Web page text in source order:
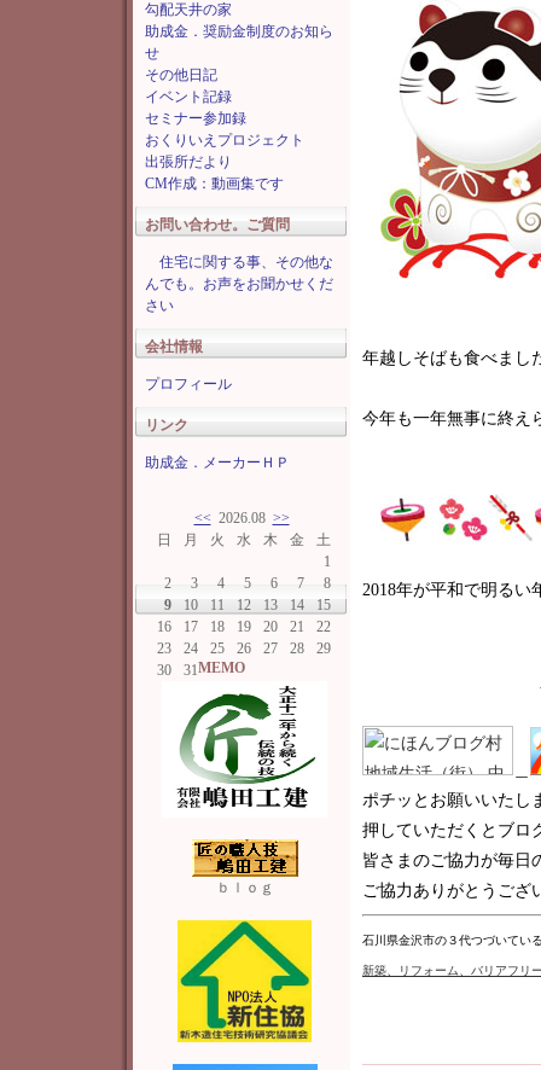
勾配天井の家
助成金．奨励金制度のお知ら
せ
その他日記
イベント記録
セミナー参加録
おくりいえプロジェクト
出張所だより
CM作成：動画集です
お問い合わせ。ご質問
住宅に関する事、その他な
んでも。お声をお聞かせくだ
さい
会社情報
プロフィール
リンク
助成金．メーカーＨＰ
<< 2026.08 >>
日
2
9
16
23
30
月
3
10
17
24
31
火
4
11
18
25
水
5
12
19
26
木
6
13
20
27
金
7
14
21
28
土
1
8
15
22
29
MEMO
ｂｌｏｇ
年越しそばも食べまし
今年も一年無事に終え
2018年が平和で明るい
ポチッとお願いいたし
押していただくとブロ
皆さまのご協力が毎日
ご協力ありがとうござ
石川県金沢市の３代つづいてい
新築 、リフォーム、バリアフリ